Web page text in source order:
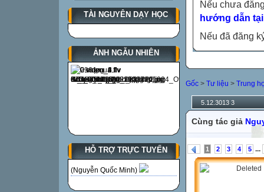
TÀI NGUYÊN DẠY HỌC
ẢNH NGẪU NHIÊN
HỖ TRỢ TRỰC TUYẾN
(Nguyễn Quốc Minh)
Nếu chưa
hướng dẫn
Nếu đã đăng
Gốc > Tư liệu > Trung
5.12.3013 3
Cùng tác giả
1 2 3 4 5 ...